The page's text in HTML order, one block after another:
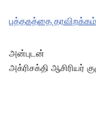
புத்தகத்தை
அன்புடன்
அக்ரிசக்தி ஆசிரியர்